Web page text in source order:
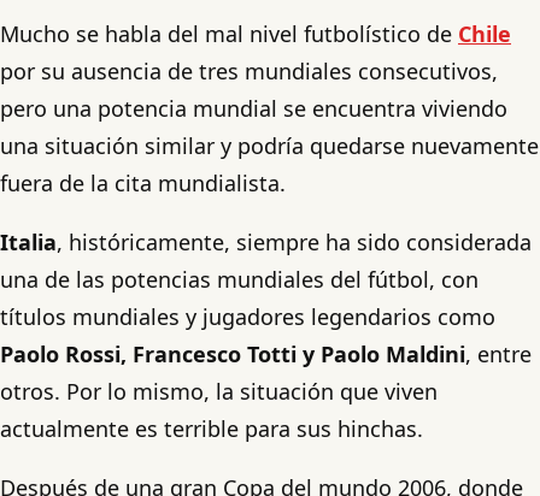
Mucho se habla del mal nivel futbolístico de Chile
por su ausencia de tres mundiales consecutivos,
pero una potencia mundial se encuentra viviendo
una situación similar y podría quedarse nuevamente
fuera de la cita mundialista.
Italia, históricamente, siempre ha sido considerada
una de las potencias mundiales del fútbol, con
títulos mundiales y jugadores legendarios como
Paolo Rossi, Francesco Totti y Paolo Maldini, entre
otros. Por lo mismo, la situación que viven
actualmente es terrible para sus hinchas.
Después de una gran Copa del mundo 2006, donde